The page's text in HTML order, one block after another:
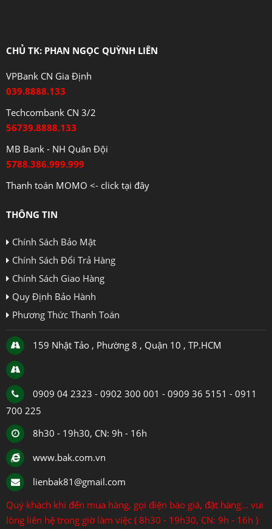
CHỦ TK: PHAN NGỌC QUỲNH LIÊN
VPBank CN Gia Định
039.8888.133
Techcombank CN 3/2
56739.8888.133
MB Bank - NH Quân Đội
5788.386.999.999
Thanh toán MOMO <- click tại đây
THÔNG TIN
Chính Sách Bảo Mật
Chính Sách Đổi Trả Hàng
Chính Sách Giao Hàng
Quy Định Bảo Hành
Phương Thức Thanh Toán
159 Nhật Tảo , Phường 8 , Quận 10 , TP.HCM
0909 04 2323 - 0902 300 001 - 0909 36 5151 - 0911
700 225
8h30 - 19h30, CN: 9h - 16h
www.bak.com.vn
lienbak81@gmail.com
Quý khách khi đến mua hàng, gọi điện báo giá, đặt hàng... vui
lòng liên hệ trong giờ làm việc ( 8h30 - 19h30, CN: 9h - 16h )